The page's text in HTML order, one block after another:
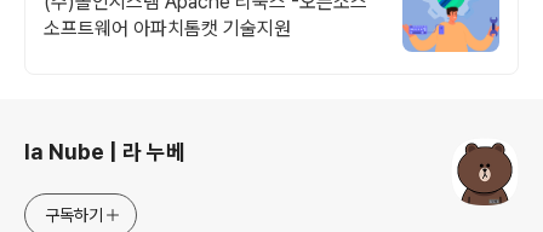
소프트웨어 아파치톰캣 기술지원
la Nube | 라 누베
구독하기